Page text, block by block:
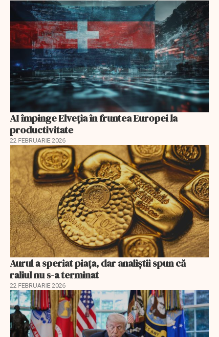
AI împinge Elveția în fruntea Europei la
productivitate
22 FEBRUARIE 2026
Aurul a speriat piața, dar analiștii spun că
raliul nu s-a terminat
22 FEBRUARIE 2026